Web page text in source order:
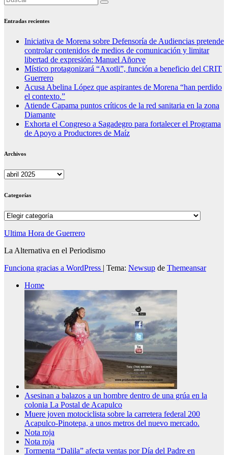
Entradas recientes
Iniciativa de Morena sobre Defensoría de Audiencias pretende
controlar contenidos de medios de comunicación y limitar
libertad de expresión: Manuel Añorve
Místico protagonizará “Axotli”, función a beneficio del CRIT
Guerrero
Acusa Abelina López que aspirantes de Morena “han perdido
el contexto.”
Atiende Capama puntos críticos de la red sanitaria en la zona
Diamante
Exhorta el Congreso a Sagadegro para fortalecer el Programa
de Apoyo a Productores de Maíz
Archivos
Archivos
Categorías
Categorías
Ultima Hora de Guerrero
La Alternativa en el Periodismo
Funciona gracias a WordPress | Tema: Newsup de Themeansar
Home
Asesinan a balazos a un hombre dentro de una grúa en la
colonia La Postal de Acapulco
Muere joven motociclista sobre la carretera federal 200
Acapulco-Pinotepa, a unos metros del nuevo mercado.
Nota roja
Nota roja
Tormenta “Dalila” afecta ventas por Día del Padre en